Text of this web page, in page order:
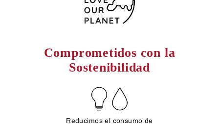
Comprometidos con la
Sostenibilidad
Reducimos el consumo de